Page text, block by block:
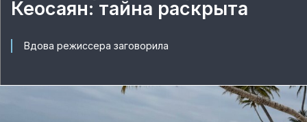
Кеосаян: тайна раскрыта
Вдова режиссера заговорила